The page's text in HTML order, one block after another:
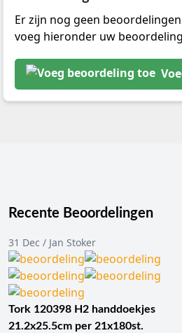
Er zijn nog geen
voeg hieronder uw
Recente Beoordelingen
31 Dec / Jan Stoker
Tork 120398 H2 handdoekjes
21.2x25.5cm per 21x180st.